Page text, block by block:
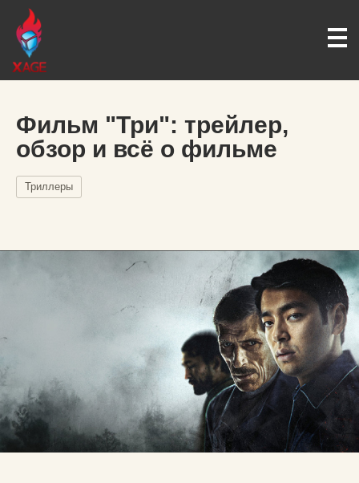
Фильм "Три": трейлер,
обзор и всё о фильме
Триллеры